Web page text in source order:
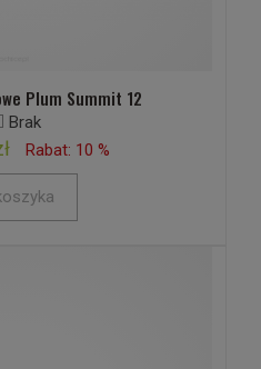
Plum Summit 12
Brak
Rabat: 10 %